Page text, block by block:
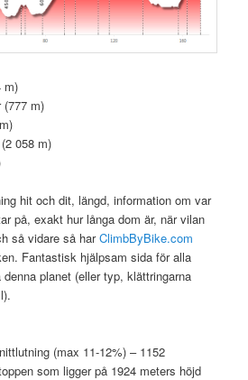
m)
(777 m)
058 m)
hit och dit, längd, information om var
på, exakt hur långa dom är, när vilan
så vidare så harClimbByBike.com
Fantastisk hjälpsam sida för alla
planet (eller typ, klättringarna
(max 11-12%) – 1152
som ligger på 1924 meters höjd